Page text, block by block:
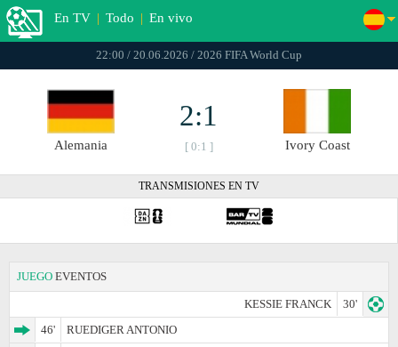
En TV | Todo | En vivo
22:00 / 20.06.2026 / 2026 FIFA World Cup
Alemania
2:1
[ 0:1 ] Ivory Coast
TRANSMISIONES EN TV
JUEGO EVENTOS
KESSIE FRANCK
30'
46'
RUEDIGER ANTONIO